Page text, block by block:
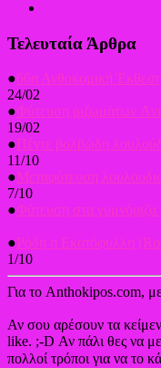
Τελευταία Άρθρα
●66η Ανθοκομική
24/02
●Φύτευση ριζωμάτων
19/02
● Πέντε βολβώδη
11/10
● Μεταφύτευση
7/10
●Φύτευση στα γυμνόριζα
● Ρόδη η Εκατόφυλλη
1/10
Για το Anthokipos.com,
Αν σου αρέσουν τα
like. ;-D Αν πάλι θες να
πολλοί τρόποι για να το